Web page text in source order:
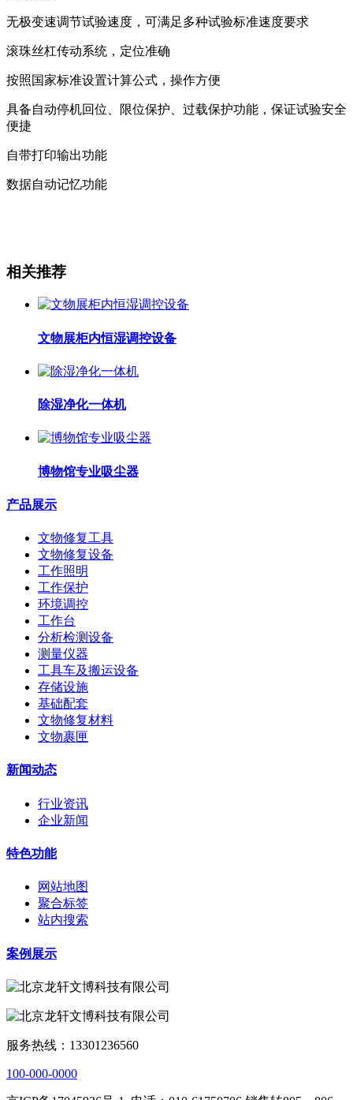
无极变速调节试验速度，可满足多种试验标准速度要求
滚珠丝杠传动系统，定位准确
按照国家标准设置计算公式，操作方便
具备自动停机回位、限位保护、过载保护功能，保证试验安全
便捷
自带打印输出功能
数据自动记忆功能
相关推荐
文物展柜内恒湿调控设备
除湿净化一体机
博物馆专业吸尘器
产品展示
文物修复工具
文物修复设备
工作照明
工作保护
环境调控
工作台
分析检测设备
测量仪器
工具车及搬运设备
存储设施
基础配套
文物修复材料
文物裹匣
新闻动态
行业资讯
企业新闻
特色功能
网站地图
聚合标签
站内搜索
案例展示
服务热线：13301236560
100-000-0000